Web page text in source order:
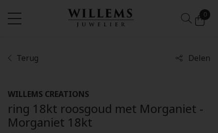
0
Terug Delen
WILLEMS CREATIONS
ring 18kt roosgoud met Morganiet -
Morganiet 18kt